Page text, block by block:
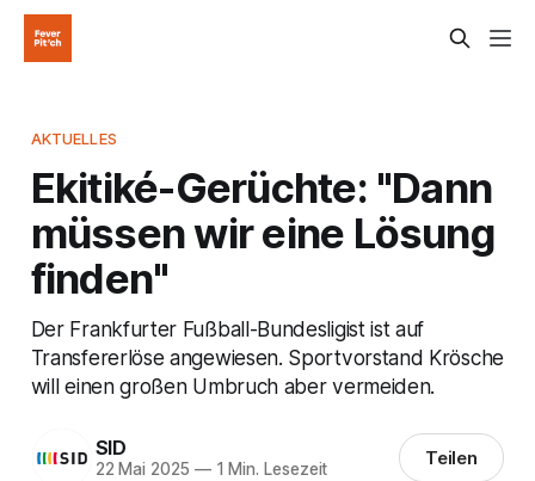
AKTUELLES
Ekitiké-Gerüchte: "Dann
müssen wir eine Lösung
finden"
Der Frankfurter Fußball-Bundesligist ist auf
Transfererlöse angewiesen. Sportvorstand Krösche
will einen großen Umbruch aber vermeiden.
SID
22 Mai 2025 —1 Min. Lesezeit Teilen